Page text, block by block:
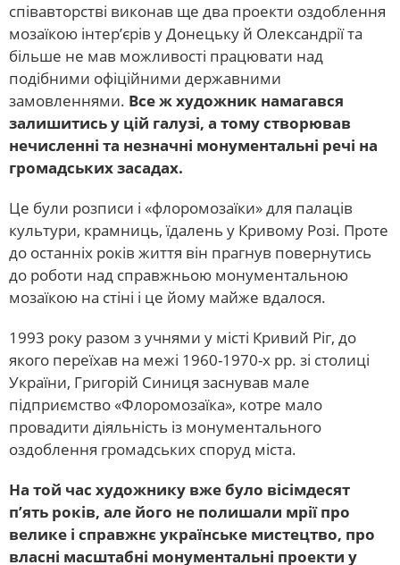
співавторстві виконав ще два проекти оздоблення
мозаїкою інтер’єрів у Донецьку й Олександрії та
більше не мав можливості працювати над
подібними офіційними державними
замовленнями. Все ж художник намагався
залишитись у цій галузі, а тому створював
нечисленні та незначні монументальні речі на
громадських засадах.
Це були розписи і «флоромозаїки» для палаців
культури, крамниць, їдалень у Кривому Розі. Проте
до останніх років життя він прагнув повернутись
до роботи над справжньою монументальною
мозаїкою на стіні і це йому майже вдалося.
1993 року разом з учнями у місті Кривий Ріг, до
якого переїхав на межі 1960-1970-х рр. зі столиці
України, Григорій Синиця заснував мале
підприємство «Флоромозаїка», котре мало
провадити діяльність із монументального
оздоблення громадських споруд міста.
На той час художнику вже було вісімдесят
п’ять років, але його не полишали мрії про
велике і справжнє українське мистецтво, про
власні масштабні монументальні проекти у